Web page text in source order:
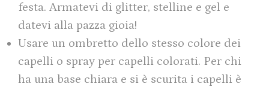
festa. Armatevi di glitter, stelline e gel e
datevi alla pazza gioia!
Usare un ombretto dello stesso colore dei
capelli o spray per capelli colorati. Per chi
ha una base chiara e si è scurita i capelli è